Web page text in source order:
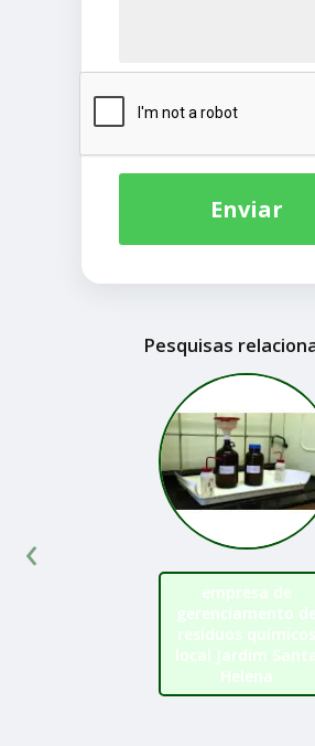
Enviar
Pesquisas
empresa de
gerenciamento de
resíduos químicos
local Jardim Santa
Helena
‹